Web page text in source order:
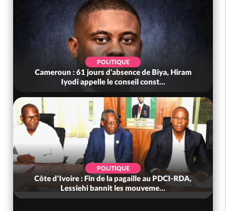
POLITIQUE
Cameroun : 61 jours d'absence de Biya, Hiram
Iyodi appelle le conseil const...
POLITIQUE
Côte d'Ivoire : Fin de la pagaille au PDCI-RDA,
Lessiehi bannit les mouveme...